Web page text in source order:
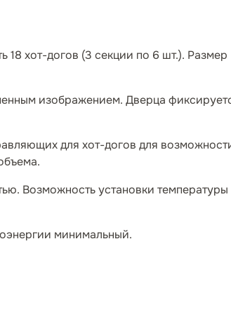
18 хот-догов (3 секции по 6 шт.). Размер
изображением. Дверца
для хот-догов для
Возможность установки температуры
минимальный.